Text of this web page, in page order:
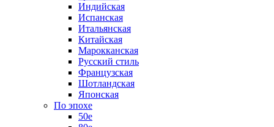
Индийская
Испанская
Итальянская
Китайская
Марокканская
Русский стиль
Французская
Шотландская
Японская
По эпохе
50е